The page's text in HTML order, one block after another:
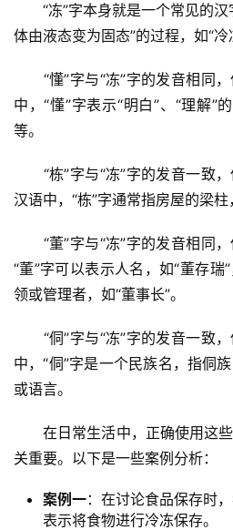
“冻”字本身就是一个常见的汉
体由液态变为固态”的过程，如“冷
“懂”字与“冻”字的发音相同，
中，“懂”字表示“明白”、“理解”
等。
“栋”字与“冻”字的发音一致，
汉语中，“栋”字通常指房屋的梁柱
“董”字与“冻”字的发音相同，
“董”字可以表示人名，如“董存
领或管理者，如“董事长”。
“侗”字与“冻”字的发音一致，
中，“侗”字是一个民族名，指侗
或语言。
在日常生活中，正确使用这些
关重要。以下是一些案例分析：
案例一：在讨论食品保存时，
表示将食物进行冷冻保存。